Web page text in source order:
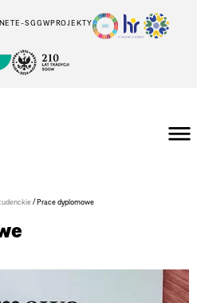
E-SGGWPROJEKTY
/Prace dyplomowe